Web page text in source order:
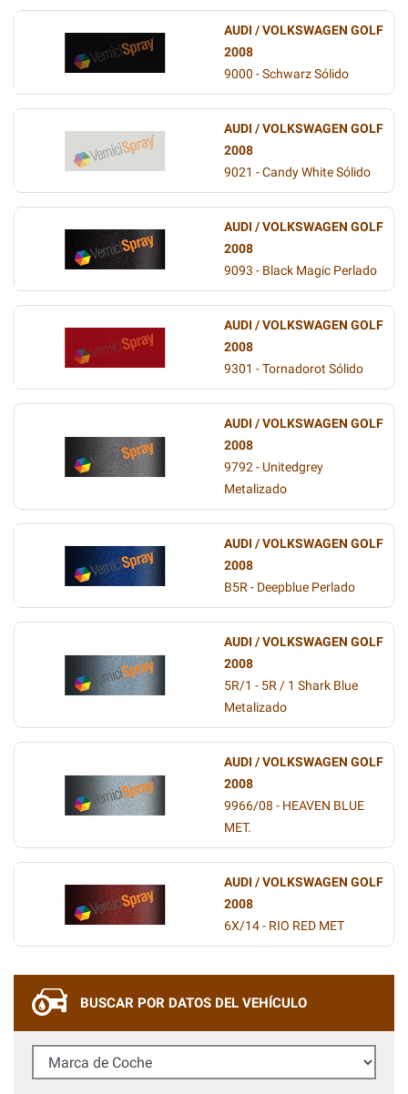
AUDI / VOLKSWAGEN GOLF
2008
9000 - Schwarz Sólido
AUDI / VOLKSWAGEN GOLF
2008
9021 - Candy White Sólido
AUDI / VOLKSWAGEN GOLF
2008
9093 - Black Magic Perlado
AUDI / VOLKSWAGEN GOLF
2008
9301 - Tornadorot Sólido
AUDI / VOLKSWAGEN GOLF
2008
9792 - Unitedgrey
Metalizado
AUDI / VOLKSWAGEN GOLF
2008
B5R - Deepblue Perlado
AUDI / VOLKSWAGEN GOLF
2008
5R/1 - 5R / 1 Shark Blue
Metalizado
AUDI / VOLKSWAGEN GOLF
2008
9966/08 - HEAVEN BLUE
MET.
AUDI / VOLKSWAGEN GOLF
2008
6X/14 - RIO RED MET
BUSCAR POR DATOS DEL VEHÍCULO
Marca de Coche